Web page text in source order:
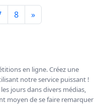
8 »
en ligne. Créez une
notre service puissant !
jours dans divers médias,
moyen de se faire remarquer